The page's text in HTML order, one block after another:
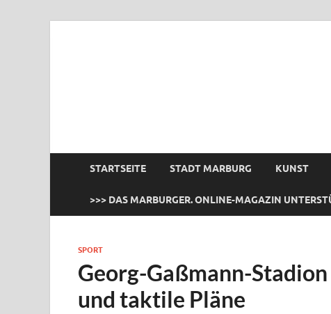
STARTSEITE STADT MARBURG KUNST
>>> DAS MARBURGER. ONLINE-MAGAZIN
SPORT
Georg-Gaßmann-
und taktile Pläne